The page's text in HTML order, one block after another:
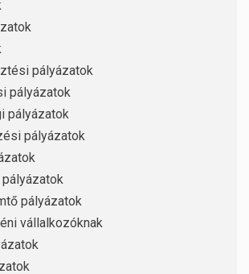
pályázatok
pályázatok
pályázatok
pályázatok
pályázatok
vállalkozóknak